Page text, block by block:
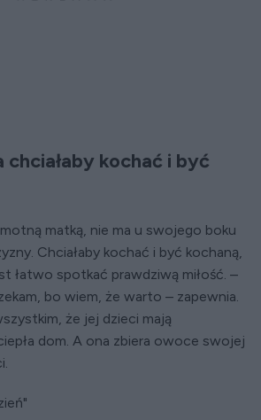
chciałaby kochać i być
matką, nie ma u swojego boku
Chciałaby kochać i być kochaną,
łatwo spotkać prawdziwą miłość. –
bo wiem, że warto – zapewnia.
że jej dzieci mają
dom. A ona zbiera owoce swojej